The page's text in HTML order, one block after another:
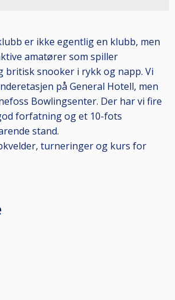
er ikke egentlig en klubb, men
amatører som spiller
britisk snooker i rykk og napp. Vi
på General Hotell, men
Bowlingsenter. Der har vi fire
forfatning og et 10-fots
stand.
turneringer og kurs for